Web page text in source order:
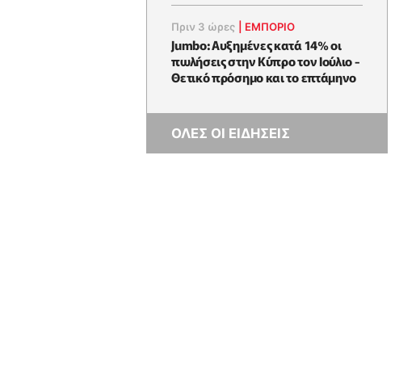
Πριν 3 ώρες ΕΜΠΟΡΙΟ
Jumbo: Αυξημένες κατά 14% οι
πωλήσεις στην Κύπρο τον Ιούλιο -
Θετικό πρόσημο και το επτάμηνο
ΟΛΕΣ ΟΙ ΕΙΔΗΣΕΙΣ